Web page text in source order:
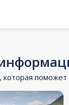
поможет